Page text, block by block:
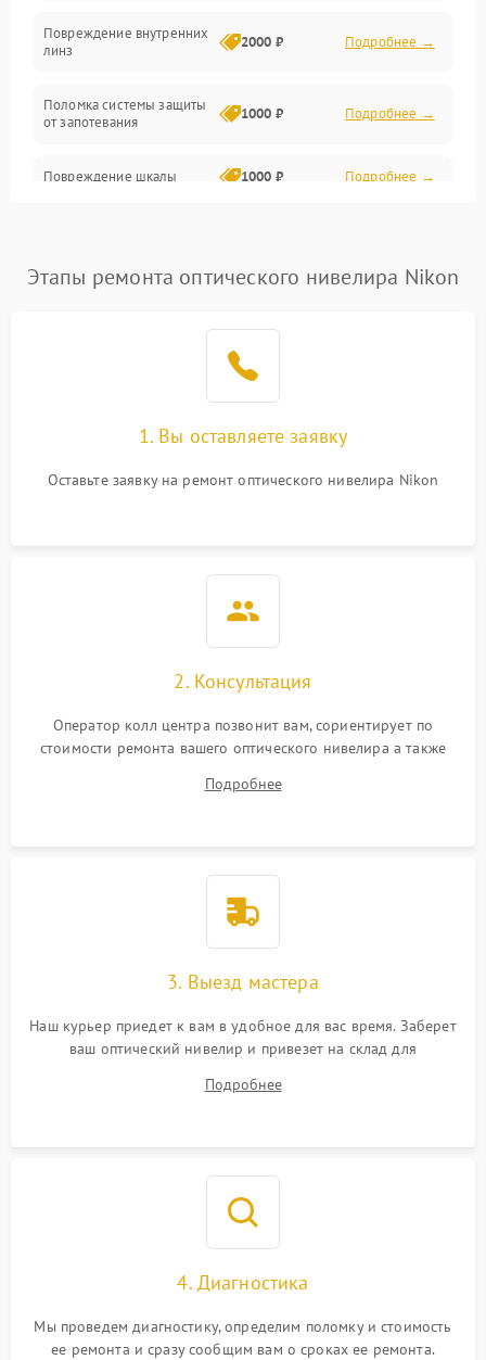
Повреждение внутренних
линз
2000 ₽ Подробнее →
Поломка системы защиты
от запотевания
1000 ₽ Подробнее →
Повреждение шкалы 1000 ₽ Подробнее →
Запотевание линз 3000 ₽ Подробнее →
Искажение изображения 2000 ₽
Этапы ремонта оптического нивелира Nikon
1. Вы оставляете заявку
Оставьте заявку на ремонт оптического нивелира Nikon
2. Консультация
Оператор колл центра позвонит вам, сориентирует по
стоимости ремонта вашего оптического нивелира а также
Подробнее
3. Выезд мастера
Наш курьер приедет к вам в удобное для вас время. Заберет
ваш оптический нивелир и привезет на склад для
Подробнее
4. Диагностика
Мы проведем диагностику, определим поломку и стоимость
ее ремонта и сразу сообщим вам о сроках ее ремонта.